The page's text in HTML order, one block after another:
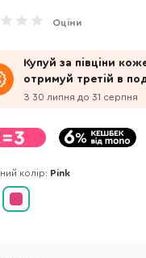
Оціни
Купуй за півціни
отримуй третій в
З 30 липня до 31 серпня
колір: Pink